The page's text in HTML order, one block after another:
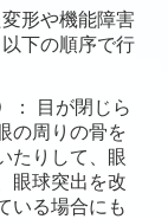
形や機能障害
下の順序で行
： 目が閉じら
の周りの骨を
たりして、眼
眼球突出を改
いる場合にも